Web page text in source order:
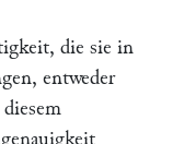
die sie in
entweder